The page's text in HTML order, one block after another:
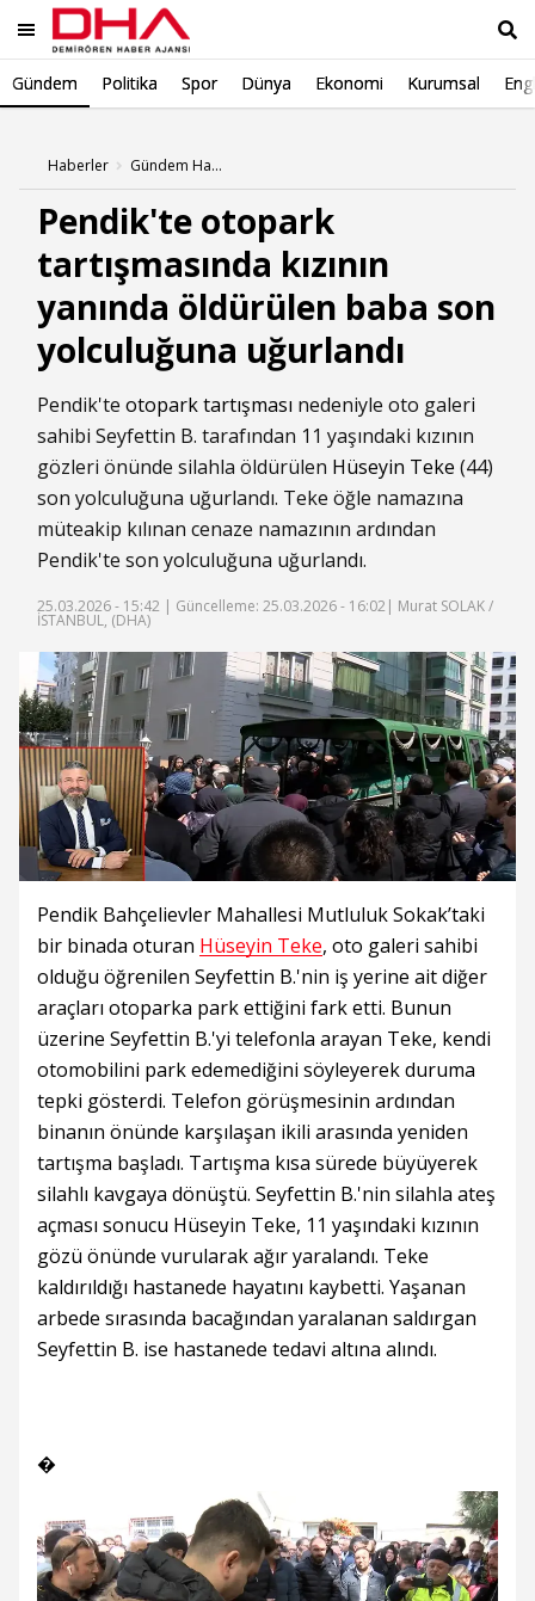
Gündem Politika Spor Dünya Ekonomi Kurumsal
Haberler Gündem Haberleri
Pendik'te otopark
tartışmasında kızının
yanında öldürülen baba son
yolculuğuna uğurlandı
Pendik'te otopark tartışması nedeniyle oto galeri
sahibi Seyfettin B. tarafından 11 yaşındaki kızının
gözleri önünde silahla öldürülen Hüseyin Teke (44)
son yolculuğuna uğurlandı. Teke öğle namazına
müteakip kılınan cenaze namazının ardından
Pendik'te son yolculuğuna uğurlandı.
25.03.2026 - 15:42 | Güncelleme: 25.03.2026 - 16:02 | Murat SOLAK /
İSTANBUL, (DHA)
Pendik Bahçelievler Mahallesi Mutluluk Sokak’taki
bir binada oturan Hüseyin Teke, oto galeri sahibi
olduğu öğrenilen Seyfettin B.'nin iş yerine ait diğer
araçları otoparka park ettiğini fark etti. Bunun
üzerine Seyfettin B.'yi telefonla arayan Teke, kendi
otomobilini park edemediğini söyleyerek duruma
tepki gösterdi. Telefon görüşmesinin ardından
binanın önünde karşılaşan ikili arasında yeniden
tartışma başladı. Tartışma kısa sürede büyüyerek
silahlı kavgaya dönüştü. Seyfettin B.'nin silahla ateş
açması sonucu Hüseyin Teke, 11 yaşındaki kızının
gözü önünde vurularak ağır yaralandı. Teke
kaldırıldığı hastanede hayatını kaybetti. Yaşanan
arbede sırasında bacağından yaralanan saldırgan
Seyfettin B. ise hastanede tedavi altına alındı.
�